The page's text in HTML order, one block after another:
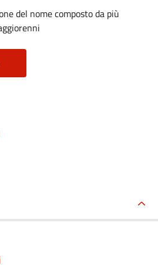
del nome composto da più